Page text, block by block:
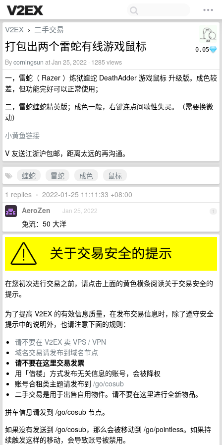
0.05
V2EX › 二手交易
打包出两个雷蛇有线游戏鼠标
Bycorningsun at Jan 25, 2022 · 1285 views
一，雷蛇（ Razer ）炼狱蝰蛇 DeathAdder 游戏鼠标 升级版。成色较
差，但功能完好可以正常使用；
二，雷蛇蝰蛇精英版；成色一般，右键连点间歇性失灵。（需要换微
动）
小黄鱼链接
V 友送江浙沪包邮，距离太远的再沟通。
蝰蛇 雷蛇 成色
鼠标
1 replies • 2022-01-25 11:11:33 +08:00
1
AeroZen Jan 25, 2022
兔流：50 大洋
在您初次进行交易之前，请点击上面的黄色横条阅读关于交易安全的
提示。
为了提高 V2EX 的有效信息质量，在发布交易信息时，除了遵守安全
提示中的说明外，也请注意下面的规则：
请不要在 V2EX 卖 VPS / VPN
域名交易请发布到域名节点
请不要在这里交易发票
用「借楼」方式发布无关信息的账号，会被降权
账号合租类主题请发布到 /go/cosub
二手交易是用于出售自用物件。请不要在这里进行全新物品。
拼车信息请发到 /go/cosub 节点。
如果没有发送到 /go/cosub，那么会被移动到 /go/pointless。如果持
续触发这样的移动，会导致账号被禁用。